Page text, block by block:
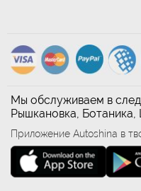
Мы обслуживаем в
Рышкановка,
Приложение Autoshina в